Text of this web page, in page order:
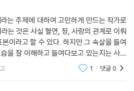
는 주제에 대하여 고민하게 만드는 작가로
는 것은 사실 혈연, 정, 사랑의 관계로 이뤄
이라고 할 수 있다. 하지만 그 속살을 들여
을 잘 이해하고 들여다보고 있는지는 사실
아감에 대한 주체의 존재의 의미로서 받아
1 댓글0